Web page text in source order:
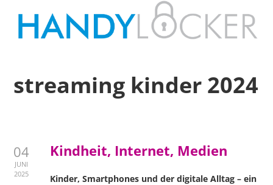
streaming kinder 2024
04
JUNI
2025
Kindheit, Internet, Medien
Kinder, Smartphones und der digitale Alltag – ein